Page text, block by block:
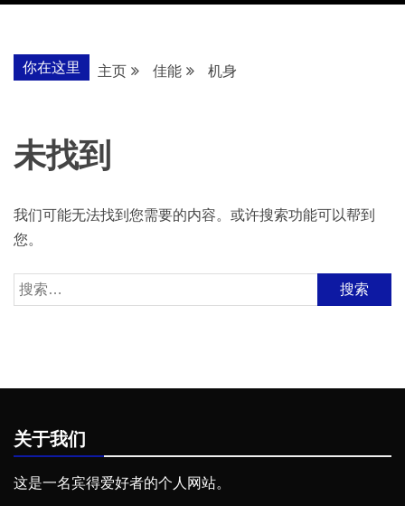
你在这里 主页 佳能 机身
未找到
我们可能无法找到您需要的内容。或许搜索功能可以帮到
您。
搜
索：
关于我们
这是一名宾得爱好者的个人网站。